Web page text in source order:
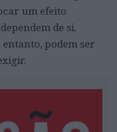
um efeito
de si,
podem ser